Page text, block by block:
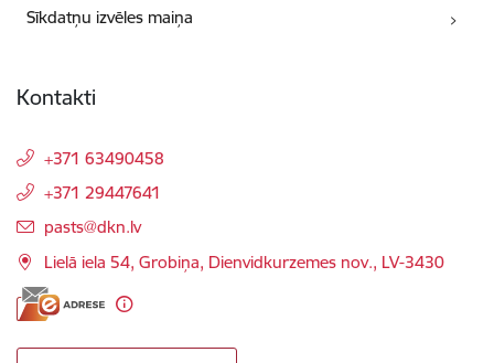
Sīkdatņu izvēles maiņa
Kontakti
+371 63490458
+371 29447641
E-pasts:
pasts@dkn.lv
Lielā iela 54, Grobiņa, Dienvidkurzemes nov., LV-3430